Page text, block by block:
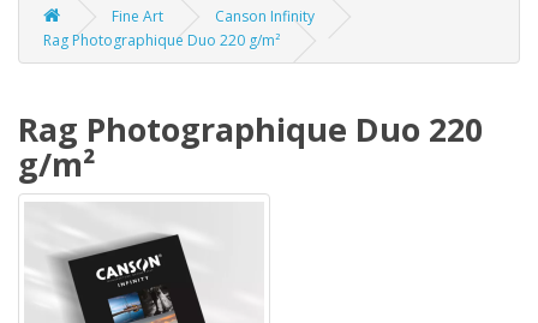
Fine Art
Canson Infinity
Rag Photographique Duo 220 g/m²
Rag Photographique Duo 220
g/m²